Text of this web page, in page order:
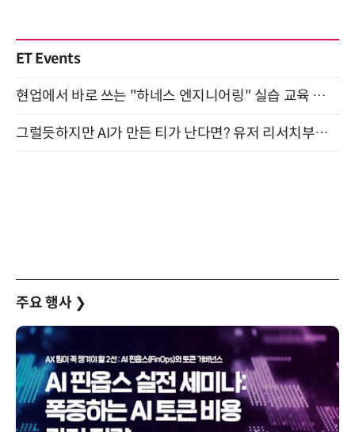
ET Events
현업에서 바로 쓰는 "하네스 엔지니어링" 실습 교육 워크숍 8월 20일 개최
그럴듯하지만 AI가 만든 티가 난다면? 유저 리서치부터 배포까지! (9/15)
주요 행사 ❯